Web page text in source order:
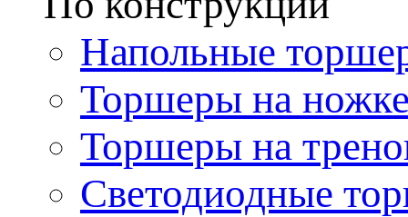
Напольные
Торшеры на
Торшеры на
Светодиодные